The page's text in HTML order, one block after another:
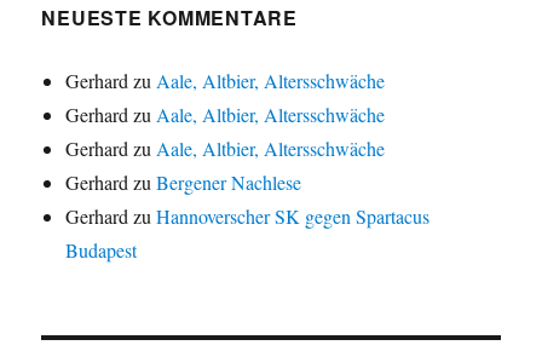
NEUESTE KOMMENTARE
Gerhard zu Aale, Altbier, Altersschwäche
Gerhard zu Aale, Altbier, Altersschwäche
Gerhard zu Aale, Altbier, Altersschwäche
Gerhard zuBergener Nachlese
Gerhard zuHannoverscher SK gegen Spartacus
Budapest